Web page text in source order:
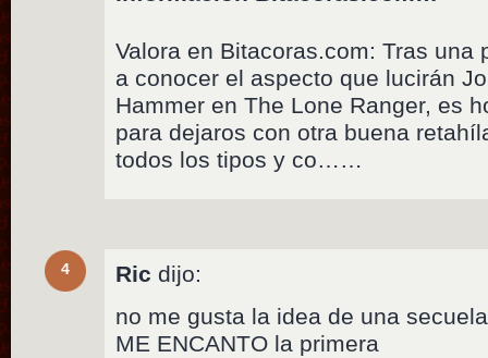
Valora en Bitacoras.com: Tras una
a conocer el aspecto que lucirán
Hammer en The Lone Ranger, es
para dejaros con otra buena
todos los tipos y co……
4 Ric dijo:
no me gusta la idea de una
ME ENCANTO la primera